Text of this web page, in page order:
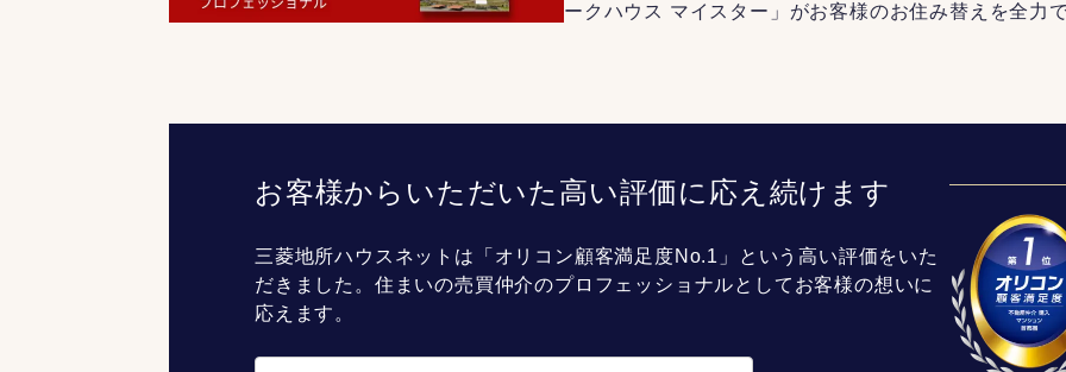
ークハウス マイスター」がお客様のお住み替えを全力
お客様からいただいた高い評価に応え続けます
三菱地所ハウスネットは「オリコン顧客満足度No.1」という高い評価をいた
だきました。住まいの売買仲介のプロフェッショナルとしてお客様の想いに
応えます。